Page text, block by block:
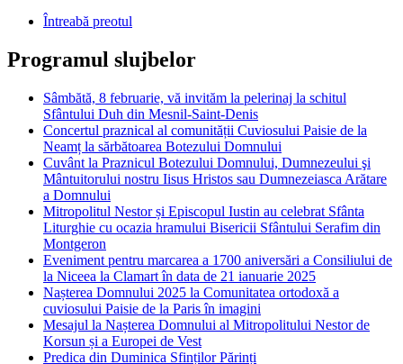
Întreabă preotul
Programul slujbelor
Sâmbătă, 8 februarie, vă invităm la pelerinaj la schitul
Sfântului Duh din Mesnil-Saint-Denis
Concertul praznical al comunității Cuviosului Paisie de la
Neamț la sărbătoarea Botezului Domnului
Cuvânt la Praznicul Botezului Domnului, Dumnezeului şi
Mântuitorului nostru Iisus Hristos sau Dumnezeiasca Arătare
a Domnului
Mitropolitul Nestor și Episcopul Iustin au celebrat Sfânta
Liturghie cu ocazia hramului Bisericii Sfântului Serafim din
Montgeron
Eveniment pentru marcarea a 1700 aniversări a Consiliului de
la Niceea la Clamart în data de 21 ianuarie 2025
Nașterea Domnului 2025 la Comunitatea ortodoxă a
cuviosului Paisie de la Paris în imagini
Mesajul la Nașterea Domnului al Mitropolitului Nestor de
Korsun și a Europei de Vest
Predica din Duminica Sfinților Părinți